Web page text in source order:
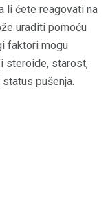
li ćete reagovati na
uraditi pomoću
faktori mogu
steroide, starost,
pušenja.